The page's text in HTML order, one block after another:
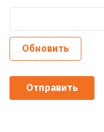
Обновить
Отправить